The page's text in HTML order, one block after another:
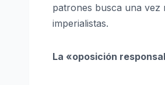
patrones busca una vez
imperialistas.
La «oposición